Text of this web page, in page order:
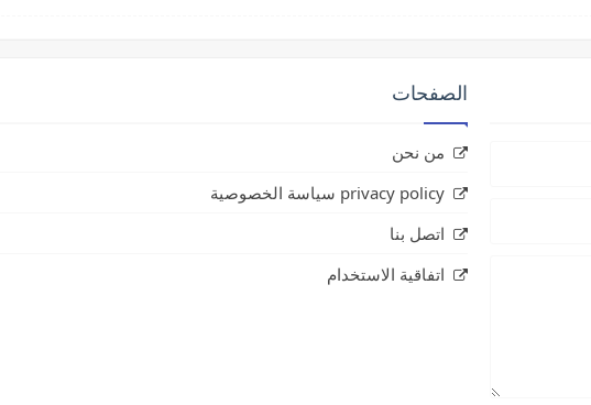
الصفحات
من نحن
privacy policy سياسة الخصوصية
اتصل بنا
اتفاقية الاستخدام